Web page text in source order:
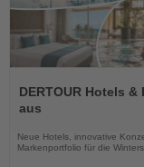
Sie
die
DERTOUR Hotels
aus
Neue Hotels, innovative
Markenportfolio für die